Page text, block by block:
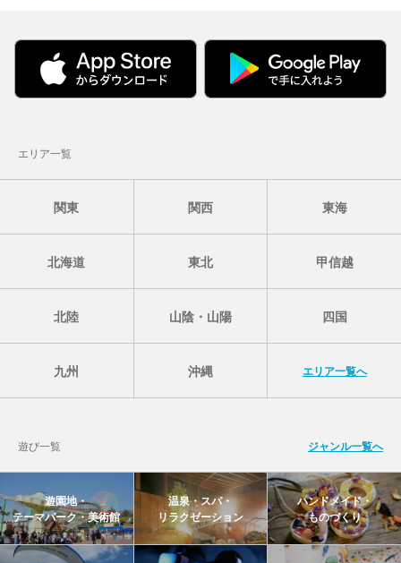
エリア一覧
関東 関西 東海
北海道 東北 甲信越
北陸 山陰・山陽 四国
九州 沖縄 エリア一覧へ
遊び一覧 ジャンル一覧へ
遊園地・
テーマパーク・美術館
温泉・スパ・
リラクゼーション
ハンドメイド・
ものづくり